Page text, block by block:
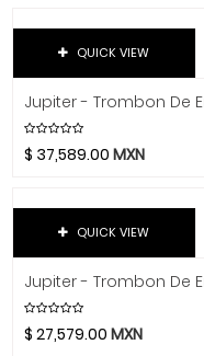
De Viento
Oboe
Acordeón
Baritono
Bombardino
Bugle
Bill Lawrence
Blessing
Blue
Boston Acoustics
Boundles Audio
C.B.I.
CAD
Caraya
QUICK VIEW
$ 37,589.00 MXN
QUICK VIEW
$27,579.00 MXN